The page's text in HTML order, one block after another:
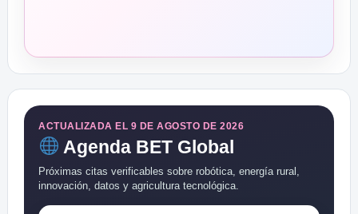
ACTUALIZADA EL 9 DE AGOSTO DE 2026
Agenda BET Global
Próximas citas verificables sobre robótica, energía rural,
innovación, datos y agricultura tecnológica.